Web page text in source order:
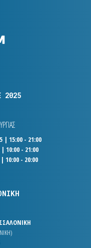
2025
| 15:00 - 21:00
10:00 - 21:00
10:00 - 20:00